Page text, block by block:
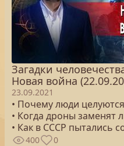
Загадки
Новая война
23.09.2021
• Почему люди
• Когда дроны заменят
• Как в СССР пытались
400 0